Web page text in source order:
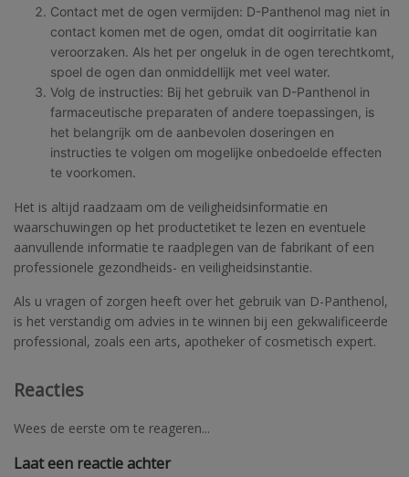
Contact met de ogen vermijden: D-Panthenol mag niet in
contact komen met de ogen, omdat dit oogirritatie kan
veroorzaken. Als het per ongeluk in de ogen terechtkomt,
spoel de ogen dan onmiddellijk met veel water.
Volg de instructies: Bij het gebruik van D-Panthenol in
farmaceutische preparaten of andere toepassingen, is
het belangrijk om de aanbevolen doseringen en
instructies te volgen om mogelijke onbedoelde effecten
te voorkomen.
Het is altijd raadzaam om de veiligheidsinformatie en
waarschuwingen op het productetiket te lezen en eventuele
aanvullende informatie te raadplegen van de fabrikant of een
professionele gezondheids- en veiligheidsinstantie.
Als u vragen of zorgen heeft over het gebruik van D-Panthenol,
is het verstandig om advies in te winnen bij een gekwalificeerde
professional, zoals een arts, apotheker of cosmetisch expert.
Reacties
Wees de eerste om te reageren...
Laat een reactie achter